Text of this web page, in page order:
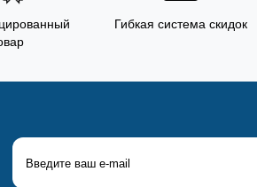
Гибкая система скидок